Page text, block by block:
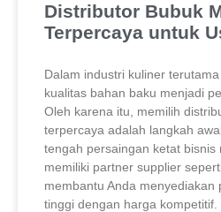
Distributor Bubuk
Terpercaya untuk
Dalam industri kuliner terutama
kualitas bahan baku menjadi
Oleh karena itu, memilih
terpercaya adalah langkah
tengah persaingan ketat bisnis
memiliki partner supplier
membantu Anda menyediakan
tinggi dengan harga